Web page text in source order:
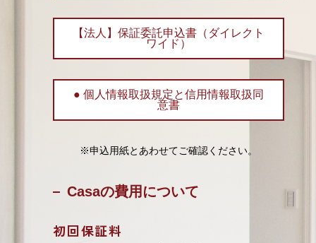
【法人】保証委託申込書（ダイレクト
ワイド）
● 個人情報取扱規定と信用情報取扱同
意書
※申込用紙とあわせてご確認ください。
Casaの費用について
初回保証料